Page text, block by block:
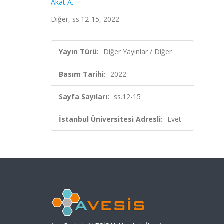
Akat A.
Diğer, ss.12-15, 2022
Yayın Türü: Diğer Yayınlar / Diğer
Basım Tarihi: 2022
Sayfa Sayıları: ss.12-15
İstanbul Üniversitesi Adresli: Evet